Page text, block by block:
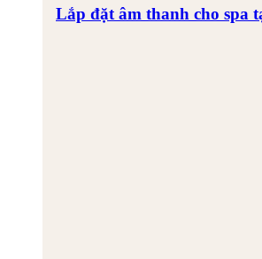
Lắp đặt âm thanh cho spa